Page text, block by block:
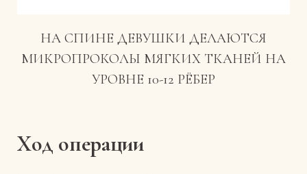
НА СПИНЕ ДЕВУШКИ ДЕЛАЮТСЯ
МИКРОПРОКОЛЫ МЯГКИХ ТКАНЕЙ НА
УРОВНЕ 10-12 РЁБЕР
Ход операции